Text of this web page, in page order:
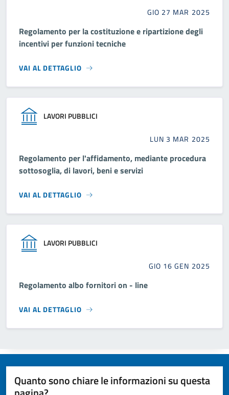
GIO 27 MAR 2025
Regolamento per la costituzione e ripartizione degli
incentivi per funzioni tecniche
VAI AL DETTAGLIO
LAVORI PUBBLICI
LUN 3 MAR 2025
Regolamento per l'affidamento, mediante procedura
sottosoglia, di lavori, beni e servizi
VAI AL DETTAGLIO
LAVORI PUBBLICI
GIO 16 GEN 2025
Regolamento albo fornitori on - line
VAI AL DETTAGLIO
Quanto sono chiare le informazioni su questa